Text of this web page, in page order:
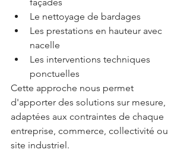
Le nettoyage de bardages
Les prestations en hauteur avec
nacelle
Les interventions techniques
ponctuelles
Cette approche nous permet
d'apporter des solutions sur mesure,
adaptées aux contraintes de chaque
entreprise, commerce, collectivité ou
site industriel.